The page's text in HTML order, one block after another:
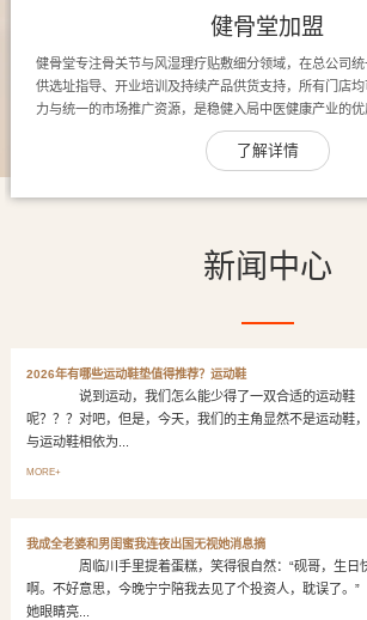
健骨堂加盟
健骨堂专注骨关节与风湿理疗贴敷细分领域，在总公司
供选址指导、开业培训及持续产品供货支持，所有门店
力与统一的市场推广资源，是稳健入局中医健康产业的优
了解详情
新闻中心
2026年有哪些运动鞋垫值得推荐？运动鞋
说到运动，我们怎么能少得了一双合适的运动鞋
呢？？？对吧，但是，今天，我们的主角显然不是运动鞋
与运动鞋相依为...
MORE+
我成全老婆和男闺蜜我连夜出国无视她消息摘
周临川手里提着蛋糕，笑得很自然：“砚哥，生日
啊。不好意思，今晚宁宁陪我去见了个投资人，耽误了
她眼睛亮...